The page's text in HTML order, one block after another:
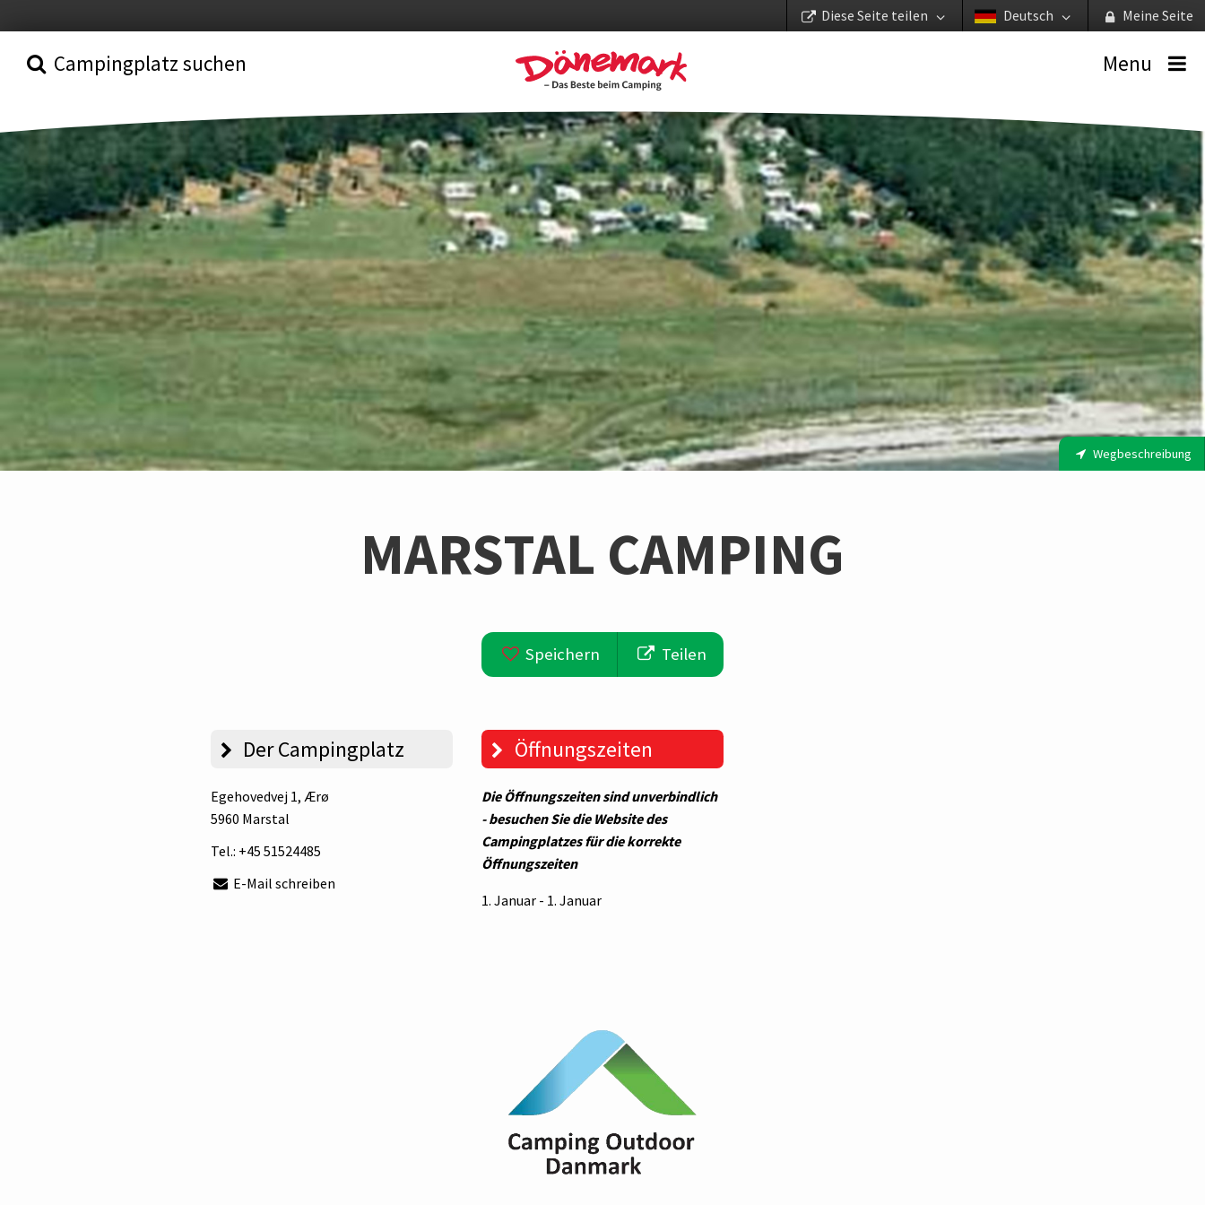
Meine Seite
Deutsch
Diese Seite teilen
Campingplatz suchen Menu
Wegbeschreibung
MARSTAL CAMPING
Speichern Teilen
Der Campingplatz
Egehovedvej 1, Ærø
5960 Marstal
Tel.: +45 51524485
E-Mail schreiben
Öffnungszeiten
Die Öffnungszeiten sind unverbindlich
- besuchen Sie die Website des
Campingplatzes für die korrekte
Öffnungszeiten
1. Januar - 1. Januar